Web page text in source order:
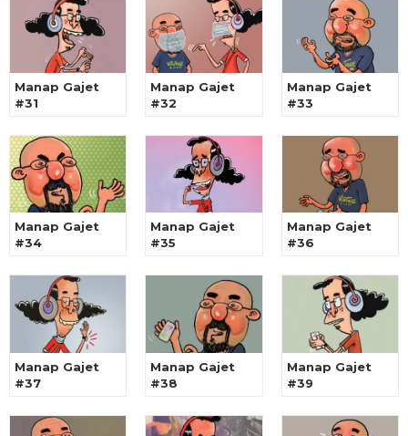
Manap Gajet
#31
Manap Gajet
#32
Manap Gajet
#33
Manap Gajet
#34
Manap Gajet
#35
Manap Gajet
#36
Manap Gajet
#37
Manap Gajet
#38
Manap Gajet
#39